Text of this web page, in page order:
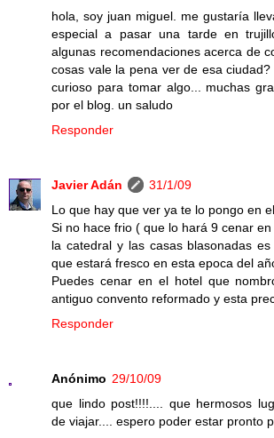
hola, soy juan miguel. me gustaría
especial a pasar una tarde en
algunas recomendaciones acerca de
cosas vale la pena ver de esa
curioso para tomar algo... muchas
por el blog. un saludo
Responder
Javier Adán
31/1/09
Lo que hay que ver ya te lo pongo en
Si no hace frio ( que lo hará 9 cenar
la catedral y las casas blasonadas
que estará fresco en esta epoca del
Puedes cenar en el hotel que
antiguo convento reformado y esta
Responder
Anónimo 29/10/09
que lindo post!!!!.... que hermosos
de viajar.... espero poder estar pronto